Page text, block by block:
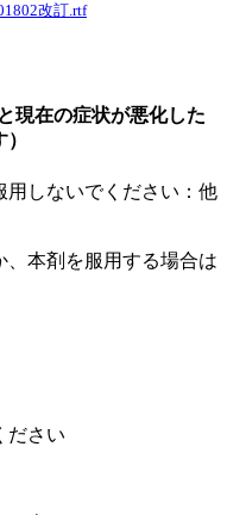
改訂.rtf
現在の症状が悪化した
用しないでください：他
、本剤を服用する場合は
ださい